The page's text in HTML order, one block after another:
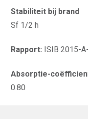
Stabiliteit bij brand
Sf 1/2 h
Rapport: ISIB 2015-
Absorptie-
0.80